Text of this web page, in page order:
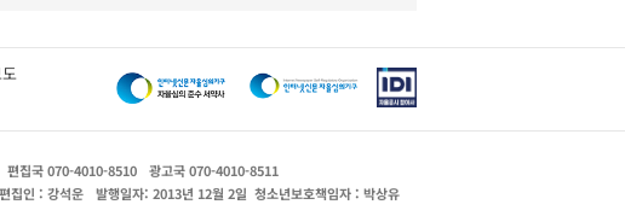
편집국 070-4010-8510
광고국 070-4010-8511
집인 : 강석운 발행일자: 2013년 12월 2일 청소년보호책임자 : 박상유